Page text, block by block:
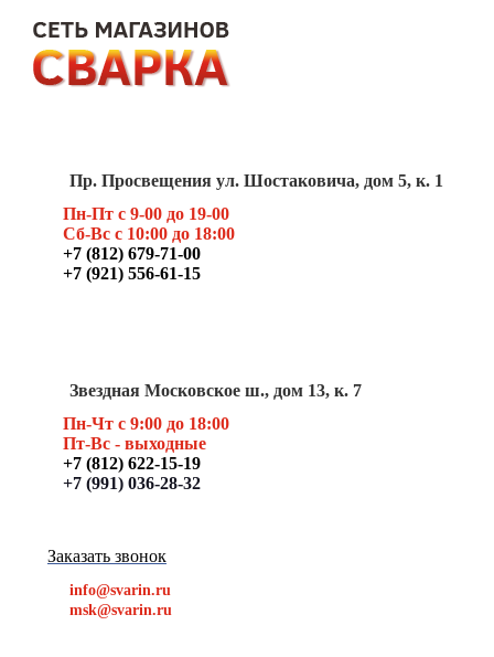
Пр. Просвещения ул. Шостаковича, дом 5, к. 1
Пн-Пт с 9-00 до 19-00
Сб-Вс с 10:00 до 18:00
+7 (812) 679-71-00
+7 (921) 556-61-15
Звездная Московское ш., дом 13, к. 7
Пн-Чт с 9:00 до 18:00
Пт-Вс - выходные
+7 (812) 622-15-19
+7 (991) 036-28-32
Заказать звонок
info@svarin.ru
msk@svarin.ru